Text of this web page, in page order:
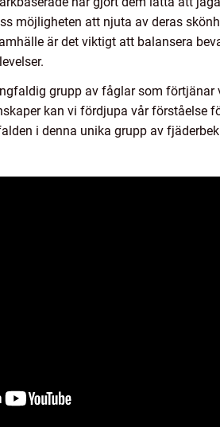
möjligheten att njuta av deras
är det viktigt att balansera
grupp av fåglar som
kan vi fördjupa vår förståelse
i denna unika grupp av